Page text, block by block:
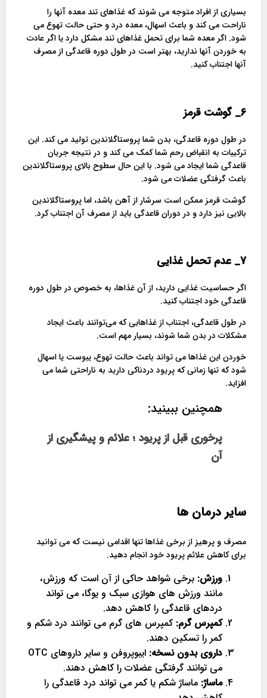
بسیاری از افراد متوجه می شوند که غذاهای تند معده آنها را
ناراحت می کند و باعث اسهال، معده درد و حتی حالت تهوع می
شود. اگر معده شما برای تحمل غذاهای تند مشکل دارد یا اگر عادت
به خوردن آنها ندارید، بهتر است در طول دوره قاعدگی از مصرف
آنها اجتناب کنید.
6_ گوشت قرمز
در طول دوره قاعدگی، بدن شما پروستاگلاندین تولید می کند. این
ترکیبات به انقباض رحم شما کمک می کند و در نتیجه جریان
قاعدگی شما ایجاد می شود. با این حال سطوح بالای پروستاگلاندین
باعث گرفتگی عضلات می شود.
گوشت قرمز ممکن است سرشار از آهن باشد، اما پروستاگلاندین
بالایی نیز دارد و در دوران قاعدگی باید از مصرف آن اجتناب کرد.
7_ عدم تحمل غذایی
اگر حساسیت غذایی دارید، از آن غذاها، به خصوص در طول دوره
قاعدگی خود اجتناب کنید.
در طول قاعدگی، اجتناب از غذاهایی که می‌توانند باعث ایجاد
مشکلات در بدن شما شوند، بسیار مهم است.
خوردن این غذاها می تواند باعث حالت تهوع، یبوست یا اسهال
شود که تنها زمانی که پریود دردناکی دارید به ناراحتی شما می
افزاید.
همچنین ببینید:
پرخوری قبل از پریود ؛ علائم و پیشگیری از
آن
سایر درمان ها
مصرف و پرهیز از برخی غذاها تنها اقدامی نیست که می توانید
برای کاهش علائم پریود خود انجام دهید.
ورزش: برخی شواهد حاکی از آن است که ورزش،
مانند ورزش های هوازی سبک و یوگا، می تواند
دردهای قاعدگی را کاهش دهد.
کمپرس گرم: کمپرس های گرم می توانند درد شکم و
کمر را تسکین دهند.
داروی بدون نسخه:
ایبوپروفن و سایر داروهای OTC
می توانند گرفتگی عضلات را کاهش دهند.
ماساژ: ماساژ شکم یا کمر می تواند درد قاعدگی را